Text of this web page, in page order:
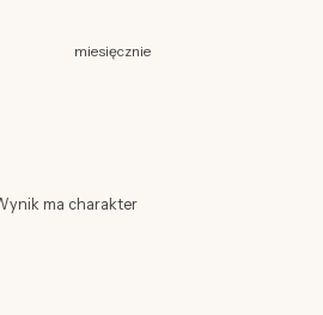
miesięcznie
ma charakter